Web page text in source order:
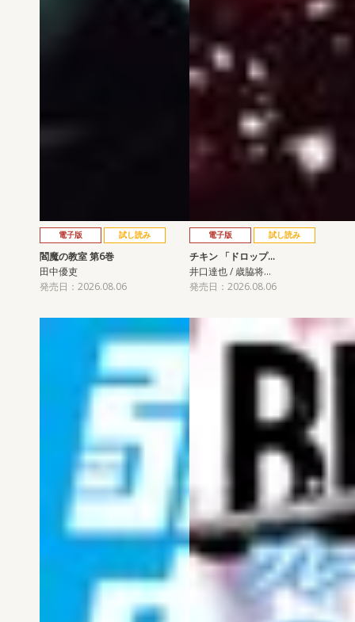
電子版 試し読み
閻魔の教室 第6巻
田中優吏
発売日：2026.08.06
電子版 試し読み
チキン 「ドロップ…
井口達也 / 歳脇将…
発売日：2026.08.06